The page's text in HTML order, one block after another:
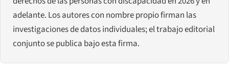
adelante. Los autores con nombre propio firman las
investigaciones de datos individuales; el trabajo editorial
conjunto se publica bajo esta firma.